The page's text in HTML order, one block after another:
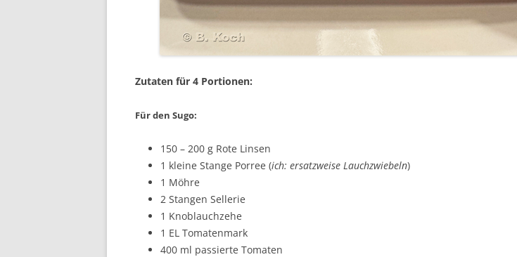
Zutaten für 4 Portionen:
Für den Sugo:
150 – 200 g Rote Linsen
1 kleine Stange Porree (ich: ersatzweise Lauchzwiebeln)
1 Möhre
2 Stangen Sellerie
1 Knoblauchzehe
1 EL Tomatenmark
400 ml passierte Tomaten